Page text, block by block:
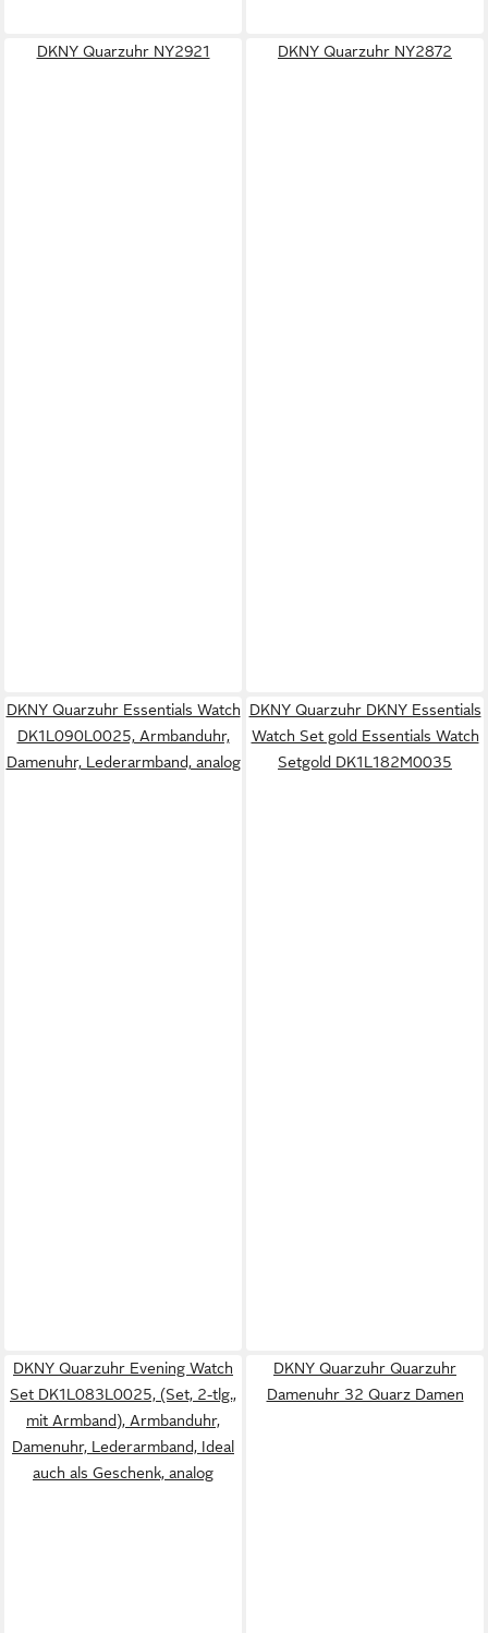
DKNY Quarzuhr NY2921 DKNY Quarzuhr NY2872
DKNY Quarzuhr Essentials Watch
DK1L090L0025, Armbanduhr,
Damenuhr, Lederarmband, analog
DKNY Quarzuhr DKNY Essentials
Watch Set gold Essentials Watch
Setgold DK1L182M0035
DKNY Quarzuhr Evening Watch
Set DK1L083L0025, (Set, 2-tlg.,
mit Armband), Armbanduhr,
Damenuhr, Lederarmband, Ideal
auch als Geschenk, analog
DKNY Quarzuhr Quarzuhr
Damenuhr 32 Quarz Damen